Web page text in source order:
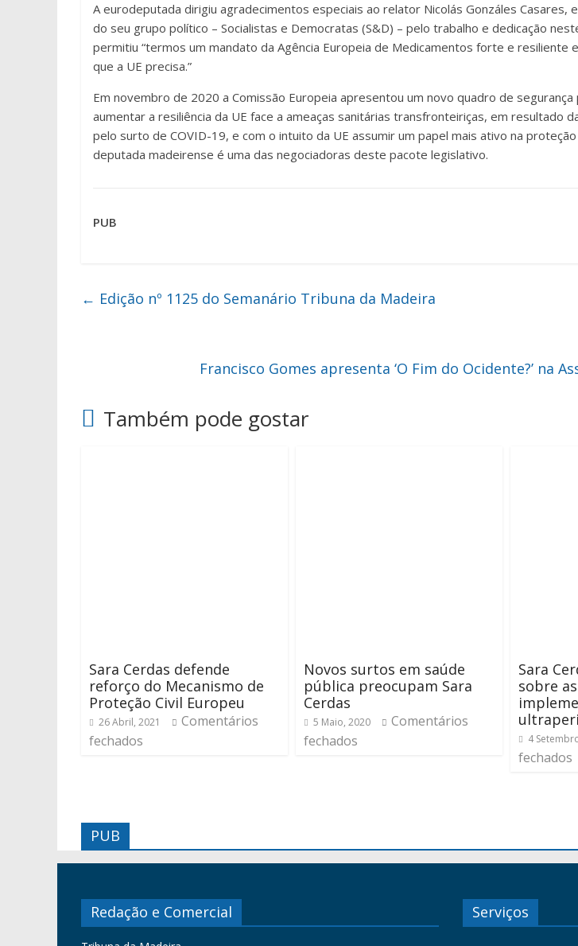
A eurodeputada dirigiu agradecimentos especiais ao relator Nicolás Gonzáles Casares,
do seu grupo político – Socialistas e Democratas (S&D) – pelo trabalho e dedicação
permitiu “termos um mandato da Agência Europeia de Medicamentos forte e resiliente
que a UE precisa.”
Em novembro de 2020 a Comissão Europeia apresentou um novo quadro de
aumentar a resiliência da UE face a ameaças sanitárias transfronteiriças, em resultado
pelo surto de COVID-19, e com o intuito da UE assumir um papel mais ativo na proteção
deputada madeirense é uma das negociadoras deste pacote legislativo.
PUB
← Edição nº 1125 do Semanário Tribuna da Madeira
Francisco Gomes apresenta ‘O Fim do Ocidente?’ na
Também pode gostar
Sara Cerdas defende
reforço do Mecanismo de
Proteção Civil Europeu
26 Abril, 2021
Comentários
fechados
Novos surtos em saúde
pública preocupam Sara
Cerdas
5 Maio, 2020
Comentários
fechados
Sara
sobre
4
fechados
PUB
Redação e Comercial Serviços